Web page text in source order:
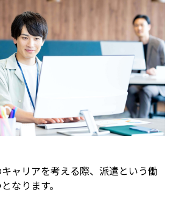
ャリアを考える際、派遣という働
なります。